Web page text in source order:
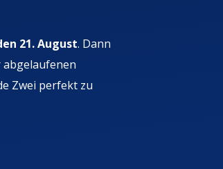
21. August. Dann
abgelaufenen
Zwei perfekt zu